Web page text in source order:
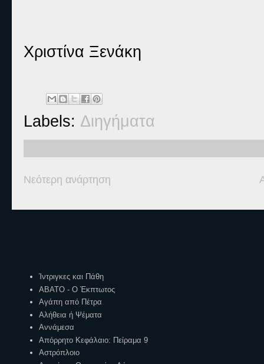
Χριστίνα Ξενάκη
Labels: Διηγήματα
Νεότερη ανάρτηση
Ίντριγκες και Πάθη
ΑΒΑΤΟ - Ο Έκπτωτος
Αγάπη από Πέτρα
Αλήθεια ή Ψέματα
Αννάμεσα
Απόρρητο Κεφάλαιο: Πείραμα 9
Αστρόπλοιο